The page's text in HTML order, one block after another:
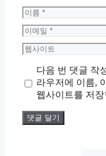
이
름
이
메
일
웹
트
다음 번 댓글 작
라우저에 이름,
웹사이트를 저